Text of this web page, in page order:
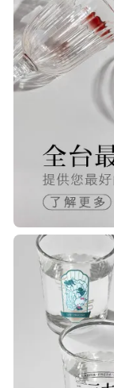
S***
20/
很
R***
21/
已
問
棒